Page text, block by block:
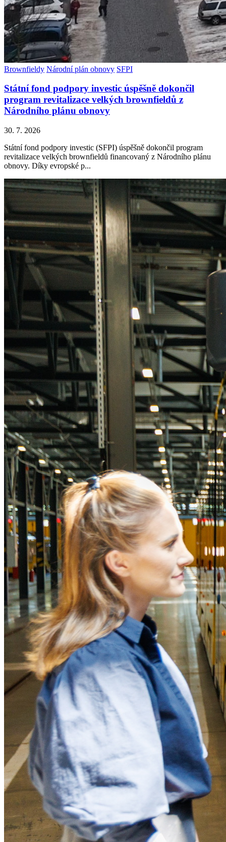
Brownfieldy Národní plán obnovy SFPI
Státní fond podpory investic úspěšně dokončil
program revitalizace velkých brownfieldů z
Národního plánu obnovy
30. 7. 2026
Státní fond podpory investic (SFPI) úspěšně dokončil program
revitalizace velkých brownfieldů financovaný z Národního plánu
obnovy. Díky evropské p...